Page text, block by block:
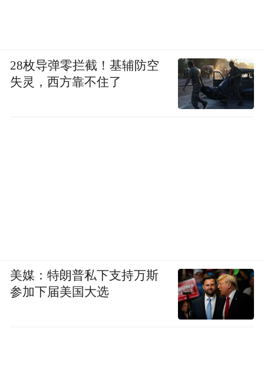
28枚导弹零拦截！基辅防空
失灵，西方靠不住了
美媒：特朗普私下支持万斯
参加下届美国大选